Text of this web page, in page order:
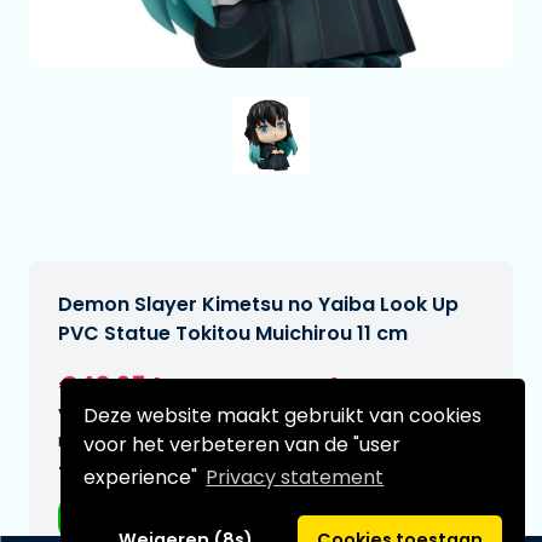
Deze website maakt gebruikt van cookies
voor het verbeteren van de "user
experience" Privacy statement
Demon Slayer Kimetsu no Yaiba Look Up
PVC Statue Tokitou Muichirou 11 cm
€42,95
Verwachtte leverdatum:
n.v.t.
Type: